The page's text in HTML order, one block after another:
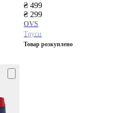
₴ 499
₴ 299
OVS
Труси
Товар розкуплено